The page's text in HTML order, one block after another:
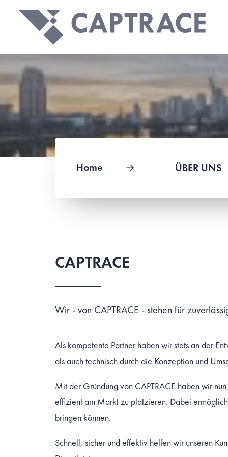
Home ÜBER UNS
CAPTRACE
Wir - von CAPTRACE - stehen für
Als kompetente Partner haben wir stets an der
als auch technisch durch die Konzeption und
Mit der Gründung von CAPTRACE haben wir
effizient am Markt zu platzieren. Dabei
bringen können.
Schnell, sicher und effektiv helfen wir unseren